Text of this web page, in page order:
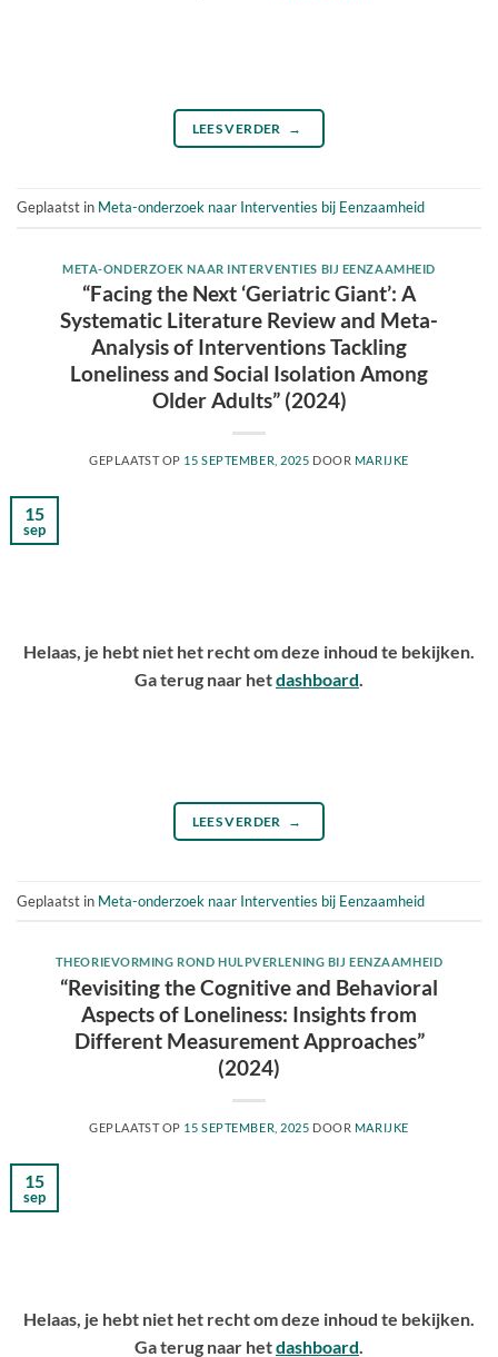
LEES VERDER →
Geplaatst in Meta-onderzoek naar Interventies bij Eenzaamheid
META-ONDERZOEK NAAR INTERVENTIES BIJ EENZAAMHEID
“Facing the Next ‘Geriatric Giant’: A
Systematic Literature Review and Meta-
Analysis of Interventions Tackling
Loneliness and Social Isolation Among
Older Adults” (2024)
GEPLAATST OP 15 SEPTEMBER, 2025 DOOR MARIJKE
15
sep
Helaas, je hebt niet het recht om deze inhoud te bekijken.
Ga terug naar hetdashboard.
LEES VERDER →
Geplaatst in Meta-onderzoek naar Interventies bij Eenzaamheid
THEORIEVORMING ROND HULPVERLENING BIJ EENZAAMHEID
“Revisiting the Cognitive and Behavioral
Aspects of Loneliness: Insights from
Different Measurement Approaches”
(2024)
GEPLAATST OP 15 SEPTEMBER, 2025 DOOR MARIJKE
15
sep
Helaas, je hebt niet het recht om deze inhoud te bekijken.
Ga terug naar hetdashboard.